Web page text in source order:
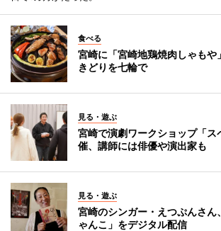
食べる
宮崎に「宮崎地鶏焼肉しゃも
きどりを七輪で
見る・遊ぶ
宮崎で演劇ワークショップ「
催、講師には俳優や演出家も
見る・遊ぶ
宮崎のシンガー・えつぷんさん
ゃんこ」をデジタル配信